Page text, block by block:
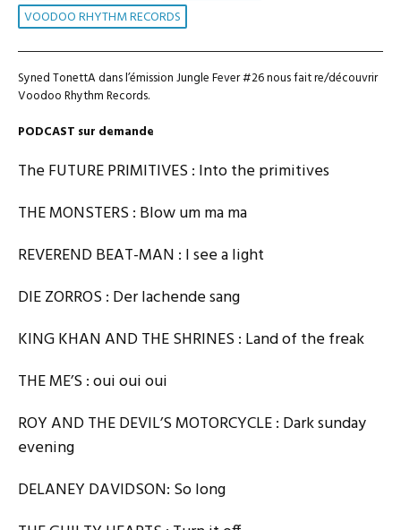
VOODOO RHYTHM RECORDS
Syned TonettA dans l’émission Jungle Fever #26 nous fait re/découvrir
Voodoo Rhythm Records.
PODCAST sur demande
The FUTURE PRIMITIVES : Into the primitives
THE MONSTERS : Blow um ma ma
REVEREND BEAT-MAN : I see a light
DIE ZORROS : Der lachende sang
KING KHAN AND THE SHRINES : Land of the freak
THE ME’S : oui oui oui
ROY AND THE DEVIL’S MOTORCYCLE : Dark sunday
evening
DELANEY DAVIDSON: So long